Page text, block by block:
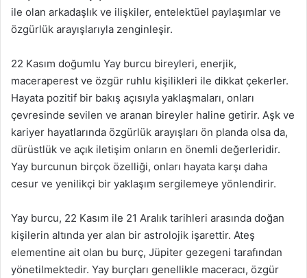
ile olan arkadaşlık ve ilişkiler, entelektüel paylaşımlar ve
özgürlük arayışlarıyla zenginleşir.
22 Kasım doğumlu Yay burcu bireyleri, enerjik,
maceraperest ve özgür ruhlu kişilikleri ile dikkat çekerler.
Hayata pozitif bir bakış açısıyla yaklaşmaları, onları
çevresinde sevilen ve aranan bireyler haline getirir. Aşk ve
kariyer hayatlarında özgürlük arayışları ön planda olsa da,
dürüstlük ve açık iletişim onların en önemli değerleridir.
Yay burcunun birçok özelliği, onları hayata karşı daha
cesur ve yenilikçi bir yaklaşım sergilemeye yönlendirir.
Yay burcu, 22 Kasım ile 21 Aralık tarihleri arasında doğan
kişilerin altında yer alan bir astrolojik işarettir. Ateş
elementine ait olan bu burç, Jüpiter gezegeni tarafından
yönetilmektedir. Yay burçları genellikle maceracı, özgür